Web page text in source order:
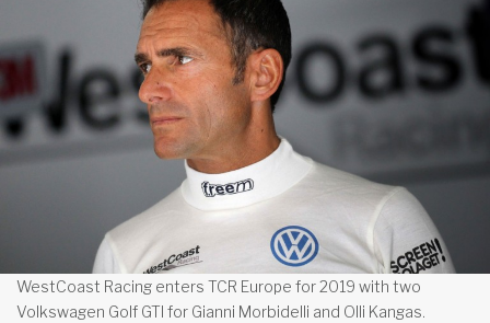
WestCoast Racing enters TCR Europe for 2019 with two
Volkswagen Golf GTI for Gianni Morbidelli and Olli Kangas.